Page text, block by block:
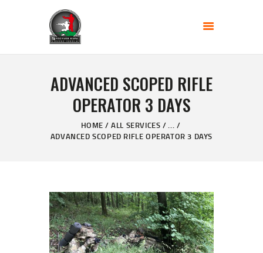
ADVANCED SCOPED RIFLE
OPERATOR 3 DAYS
HOME ALL SERVICES
...
ADVANCED SCOPED RIFLE OPERATOR 3 DAYS
FŐOLDAL
KÉPZÉS TÍPUSOK
AKTUÁLIS KÉPZÉSEK
SZAKMAI MUNKÁSSÁGOM